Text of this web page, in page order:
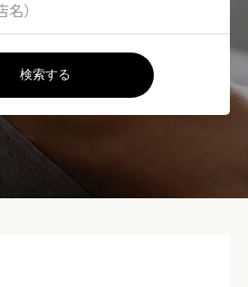
検索する